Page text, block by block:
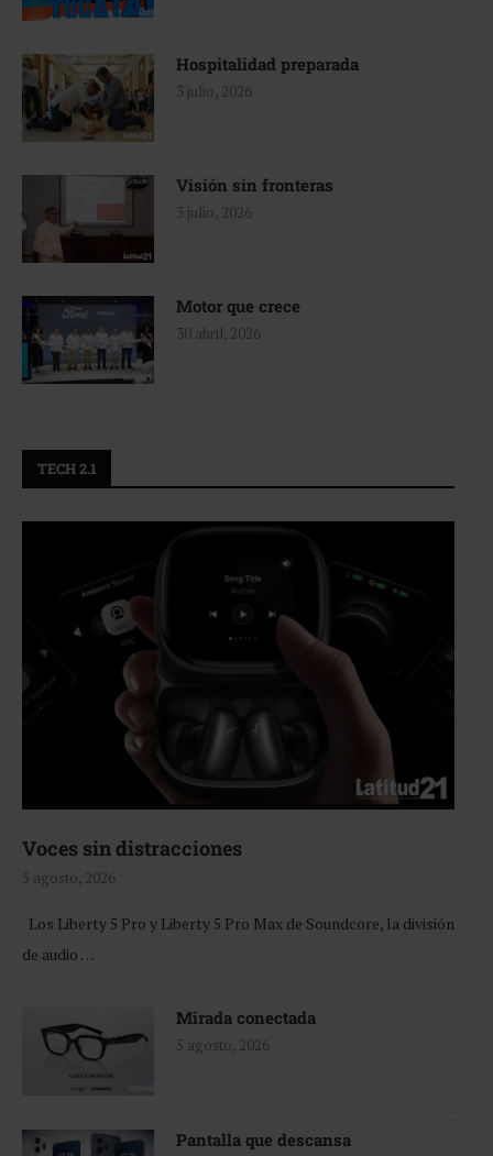
Hospitalidad preparada
3 julio, 2026
Visión sin fronteras
3 julio, 2026
Motor que crece
30 abril, 2026
TECH 2.1
Voces sin distracciones
5 agosto, 2026
Los Liberty 5 Pro y Liberty 5 Pro Max de Soundcore, la división
de audio …
Mirada conectada
5 agosto, 2026
Pantalla que descansa